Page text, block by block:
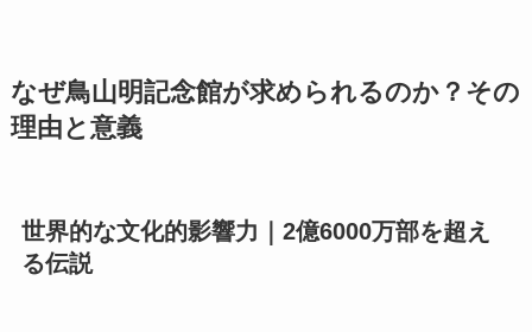
なぜ鳥山明記念館が求められるのか？その
理由と意義
世界的な文化的影響力｜2億6000万部を超え
る伝説